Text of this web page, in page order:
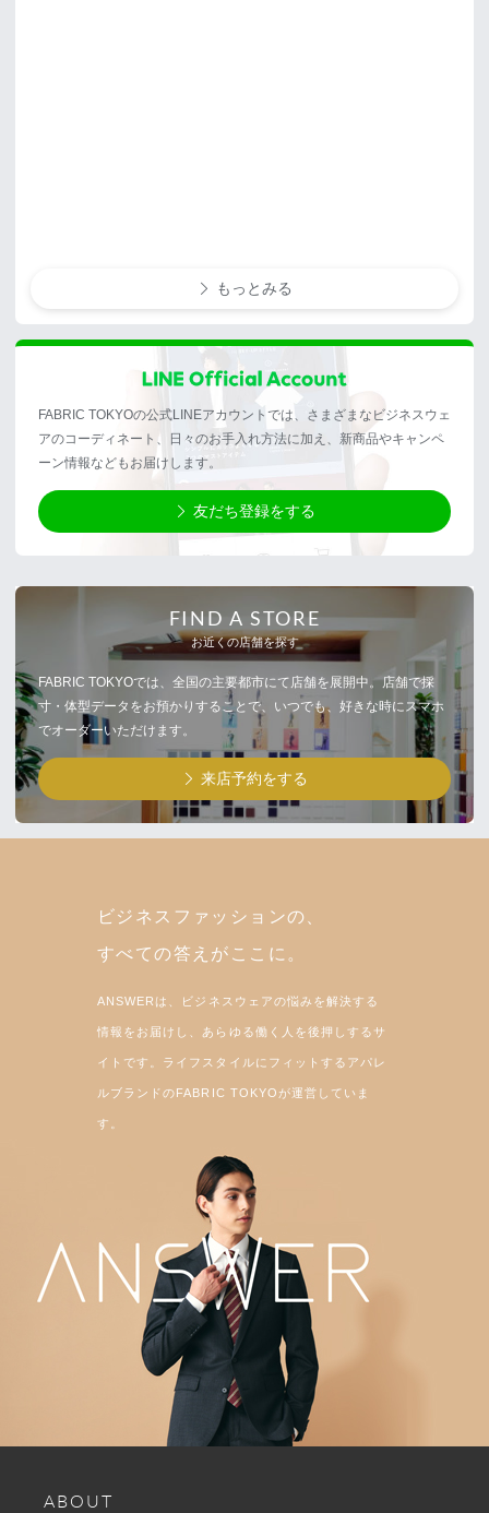
もっとみる
FABRIC TOKYOの公式LINEアカウントでは、さまざまなビジネスウェ
アのコーディネート、日々のお手入れ方法に加え、新商品やキャンペ
ーン情報などもお届けします。
友だち登録をする
FIND A STORE
お近くの店舗を探す
FABRIC TOKYOでは、全国の主要都市にて店舗を展開中。店舗で採
寸・体型データをお預かりすることで、いつでも、好きな時にスマホ
でオーダーいただけます。
来店予約をする
ビジネスファッションの、
すべての答えがここに。
ANSWERは、ビジネスウェアの悩みを解決する
情報をお届けし、あらゆる働く人を後押しするサ
イトです。ライフスタイルにフィットするアパレ
ルブランドのFABRIC TOKYOが運営していま
す。
ABOUT